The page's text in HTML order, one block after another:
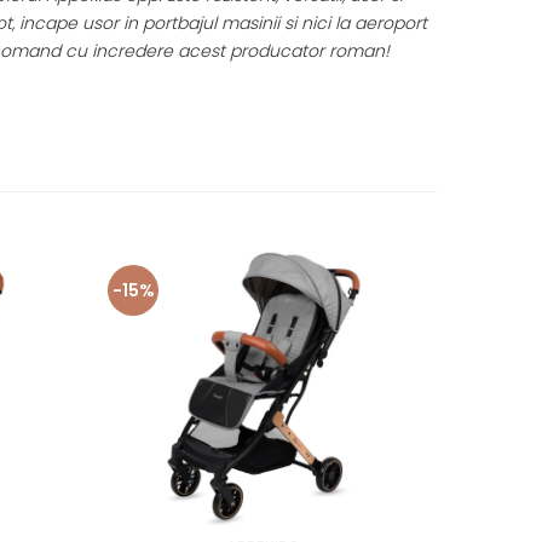
portbajul masinii si nici la aeroport
acest producator roman!
Am inceput inca din
continuam catre
-15%